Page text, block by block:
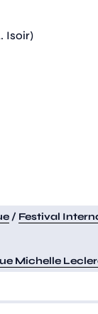
Isoir)
/ Festival
Michelle